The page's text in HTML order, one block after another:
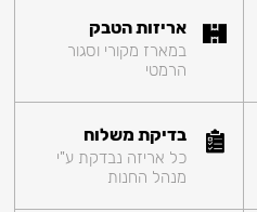
אריזות הטבק
במארז מקורי וסגור
הרמטי
בדיקת משלוח
כל אריזה נבדקת ע"י
מנהל החנות